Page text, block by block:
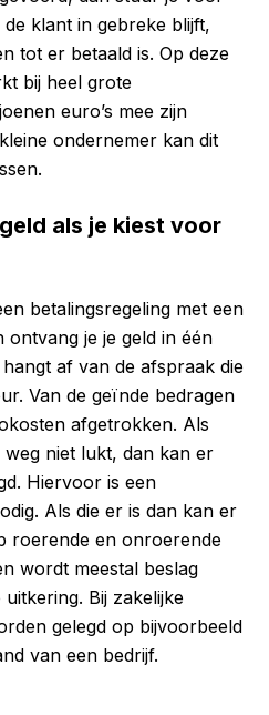
klant in gebreke blijft,
tot er betaald is. Op deze
bij heel grote
euro’s mee zijn
ondernemer kan dit
als je kiest voor
betalingsregeling met een
je je geld in één
af van de afspraak die
Van de geïnde bedragen
afgetrokken. Als
weg niet lukt, dan kan er
Hiervoor is een
Als die er is dan kan er
roerende en onroerende
wordt meestal beslag
Bij zakelijke
gelegd op bijvoorbeeld
van een bedrijf.